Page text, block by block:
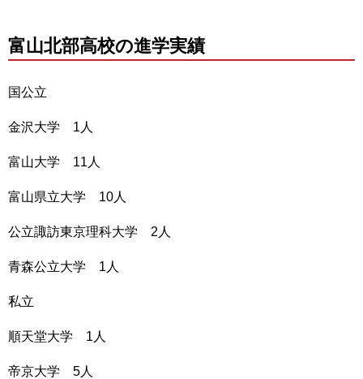
富山北部高校の進学実績
国公立
金沢大学 1人
富山大学 11人
富山県立大学 10人
公立諏訪東京理科大学 2人
青森公立大学 1人
私立
順天堂大学 1人
帝京大学 5人